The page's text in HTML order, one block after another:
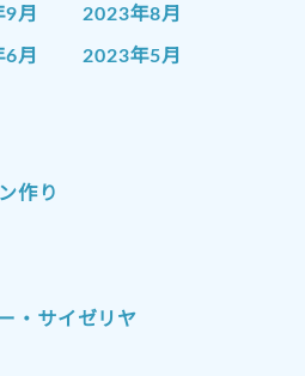
月 2023年8月
月 2023年5月
9月
12月 2021年11月
月
作り
・サイゼリヤ